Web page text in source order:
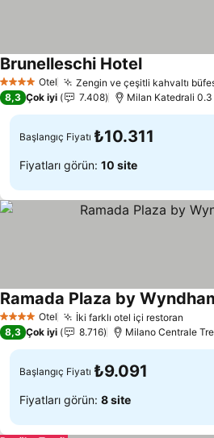
4 Yıldız Otel Zengin ve çeşitli kahvaltı
Brunelleschi Hotel
8,3 Çok iyi 7.408 Milan Katedrali 0.3
Başlangıç Fiyatı ₺10.311
Fiyatları görün: 10 site
4 Yıldız Otel İki farklı otel içi restoran
Ramada Plaza by
8,3 Çok iyi 8.716 Milano Centrale
Başlangıç Fiyatı ₺9.091
Fiyatları görün: 8 site